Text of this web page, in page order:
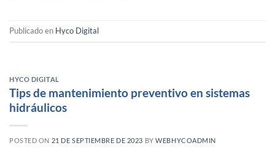
Publicado en Hyco Digital
HYCO DIGITAL
Tips de mantenimiento preventivo en sistemas
hidráulicos
POSTED ON 21 DE SEPTIEMBRE DE 2023 BYWEBHYCOADMIN